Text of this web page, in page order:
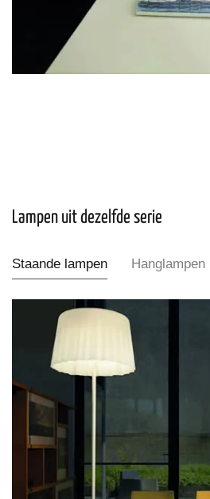
Lampen uit dezelfde serie
Staande lampen Hanglampen